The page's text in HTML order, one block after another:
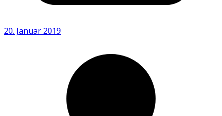
20. Januar 2019